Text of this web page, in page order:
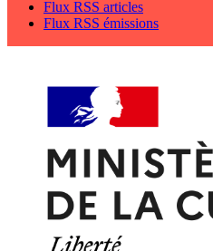
Flux RSS articles
Flux RSS émissions